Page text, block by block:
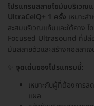
โปรแกรมสลายไขมันบริเวณ
UltraCelQ+ 1 ครั้ง เหมาะ
สะสมบริเวณแก้มและใต้คาง
Focused Ultrasound ที่ปล่
มันสลายตัวและสร้างคอลลาเจ
จุดเด่นของโปรแกรมนี้:
เหมาะกับผู้ที่ต้องการล
แผล